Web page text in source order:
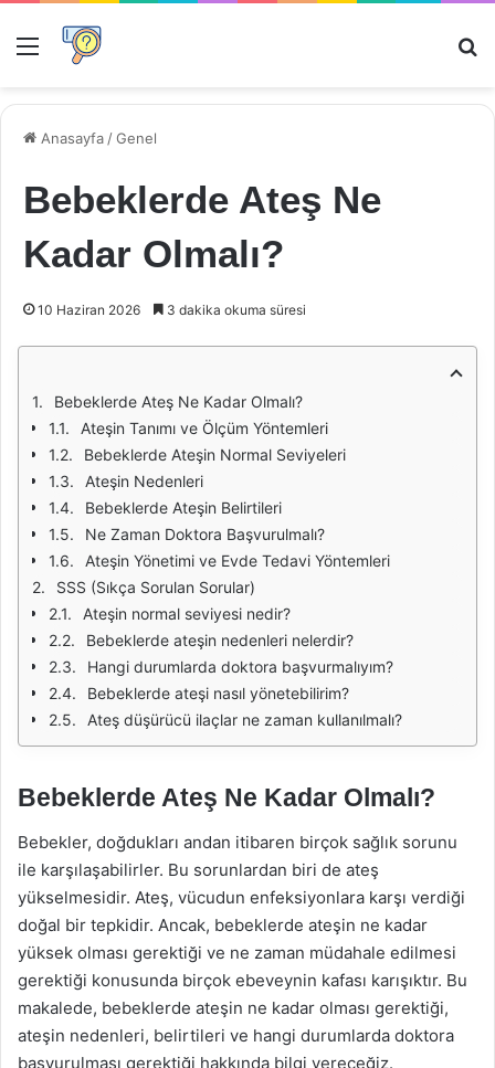
Menü
Anasayfa /Genel
Bebeklerde Ateş Ne
Kadar Olmalı?
10 Haziran 2026 3 dakika okuma süresi
Bebeklerde Ateş Ne Kadar Olmalı?
Ateşin Tanımı ve Ölçüm Yöntemleri
Bebeklerde Ateşin Normal Seviyeleri
Ateşin Nedenleri
Bebeklerde Ateşin Belirtileri
Ne Zaman Doktora Başvurulmalı?
Ateşin Yönetimi ve Evde Tedavi Yöntemleri
SSS (Sıkça Sorulan Sorular)
Ateşin normal seviyesi nedir?
Bebeklerde ateşin nedenleri nelerdir?
Hangi durumlarda doktora başvurmalıyım?
Bebeklerde ateşi nasıl yönetebilirim?
Ateş düşürücü ilaçlar ne zaman kullanılmalı?
Bebeklerde Ateş Ne Kadar Olmalı?
Bebekler, doğdukları andan itibaren birçok sağlık sorunu
ile karşılaşabilirler. Bu sorunlardan biri de ateş
yükselmesidir. Ateş, vücudun enfeksiyonlara karşı verdiği
doğal bir tepkidir. Ancak, bebeklerde ateşin ne kadar
yüksek olması gerektiği ve ne zaman müdahale edilmesi
gerektiği konusunda birçok ebeveynin kafası karışıktır. Bu
makalede, bebeklerde ateşin ne kadar olması gerektiği,
ateşin nedenleri, belirtileri ve hangi durumlarda doktora
başvurulması gerektiği hakkında bilgi vereceğiz.